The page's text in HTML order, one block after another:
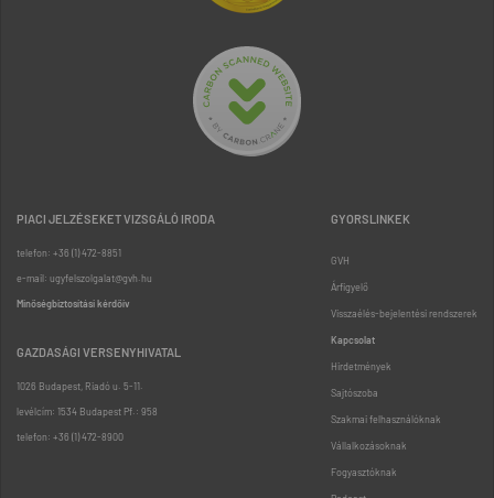
PIACI JELZÉSEKET VIZSGÁLÓ IRODA
telefon: +36 (1) 472-8851
e-mail: ugyfelszolgalat@gvh.hu
Minőségbiztosítási kérdőív
GAZDASÁGI VERSENYHIVATAL
1026 Budapest, Riadó u. 5-11.
levélcím: 1534 Budapest Pf.: 958
telefon: +36 (1) 472-8900
GYORSLINKEK
GVH
Árfigyelő
Visszaélés-bejelentési rendszerek
Kapcsolat
Hirdetmények
Sajtószoba
Szakmai felhasználóknak
Vállalkozásoknak
Fogyasztóknak